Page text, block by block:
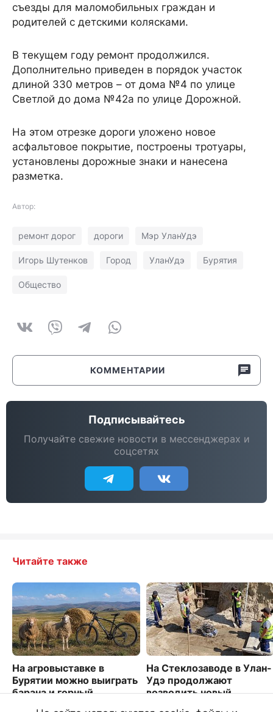
съезды для маломобильных граждан и
родителей с детскими колясками.
В текущем году ремонт продолжился.
Дополнительно приведен в порядок участок
длиной 330 метров – от дома №4 по улице
Светлой до дома №42а по улице Дорожной.
На этом отрезке дороги уложено новое
асфальтовое покрытие, построены тротуары,
установлены дорожные знаки и нанесена
разметка.
Автор:
ремонт дорог дороги Мэр УланУдэ
Игорь Шутенков Город УланУдэ Бурятия
Общество
КОММЕНТАРИИ
Подписывайтесь
Получайте свежие новости в мессенджерах и
соцсетях
Читайте также
На агровыставке в
Бурятии можно выиграть
барана и горный
На Стеклозаводе в Улан-
Удэ продолжают
возводить новый